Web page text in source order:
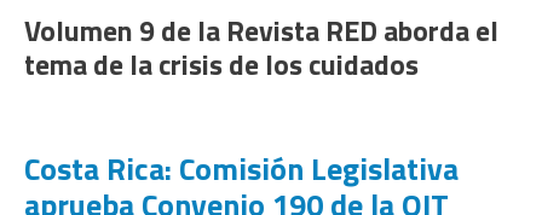
Volumen 9 de la Revista RED aborda el
tema de la crisis de los cuidados
Costa Rica: Comisión Legislativa
aprueba Convenio 190 de la OIT